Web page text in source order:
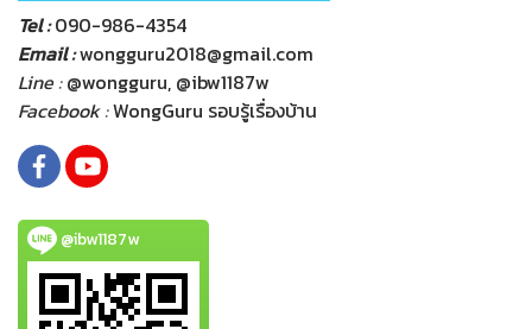
Tel :090-986-4354
Email :wongguru2018@gmail.com
Line :@wongguru, @ibw1187w
Facebook :WongGuru รอบรู้เรื่องบ้าน
@ibw1187w